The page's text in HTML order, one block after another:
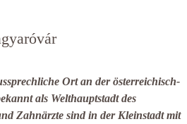
Ort an der österreichisch-
als Welthauptstadt des
Zahnärzte sind in der Kleinstadt mit